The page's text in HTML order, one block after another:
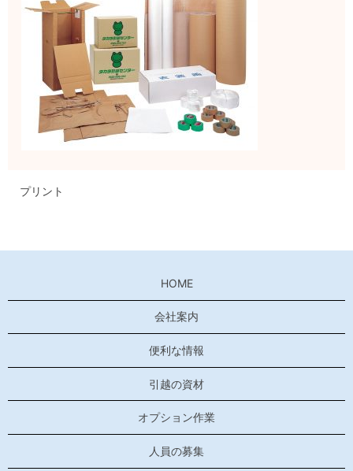
プリント
HOME
会社案内
便利な情報
引越の資材
オプション作業
人員の募集